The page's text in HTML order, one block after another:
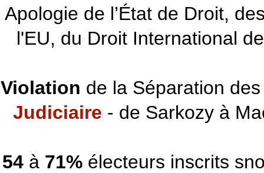
Apologie de l’État de Droit,
l'EU, du Droit International
Violation de la Séparation
Judiciaire - de Sarkozy à
54à 71%électeurs inscrits